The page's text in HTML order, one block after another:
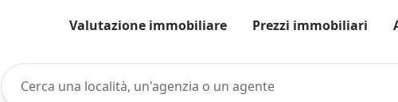
Valutazione immobiliare Prezzi immobiliari
Cerca una località, un'agenzia o un agente